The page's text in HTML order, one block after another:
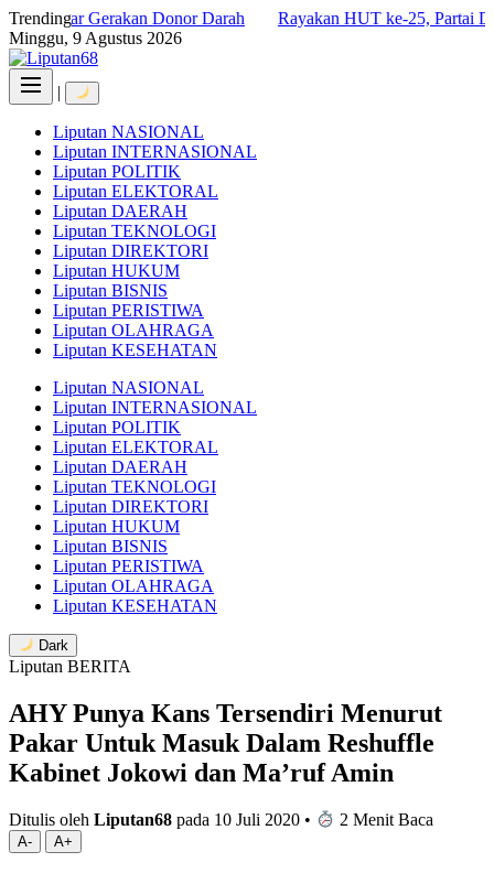
Skip
to
content
Trending
Gerakan Donor Darah
Rayakan HUT ke-25, Partai
Minggu, 9 Agustus 2026
|
Liputan NASIONAL
Liputan INTERNASIONAL
Liputan POLITIK
Liputan ELEKTORAL
Liputan DAERAH
Liputan TEKNOLOGI
Liputan DIREKTORI
Liputan HUKUM
Liputan BISNIS
Liputan PERISTIWA
Liputan OLAHRAGA
Liputan KESEHATAN
Liputan NASIONAL
Liputan INTERNASIONAL
Liputan POLITIK
Liputan ELEKTORAL
Liputan DAERAH
Liputan TEKNOLOGI
Liputan DIREKTORI
Liputan HUKUM
Liputan BISNIS
Liputan PERISTIWA
Liputan OLAHRAGA
Liputan KESEHATAN
Dark
Liputan BERITA
AHY Punya Kans Tersendiri Menurut
Pakar Untuk Masuk Dalam Reshuffle
Kabinet Jokowi dan Ma’ruf Amin
Ditulis oleh Liputan68 pada 10 Juli 2020 • 2 Menit Baca
A- A+